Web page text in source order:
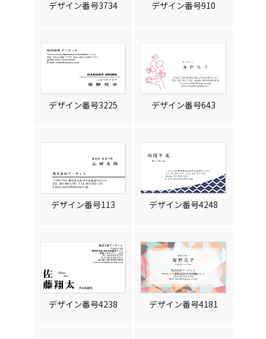
デザイン番号3734 デザイン番号910
デザイン番号3225 デザイン番号643
デザイン番号113 デザイン番号4248
デザイン番号4238 デザイン番号4181